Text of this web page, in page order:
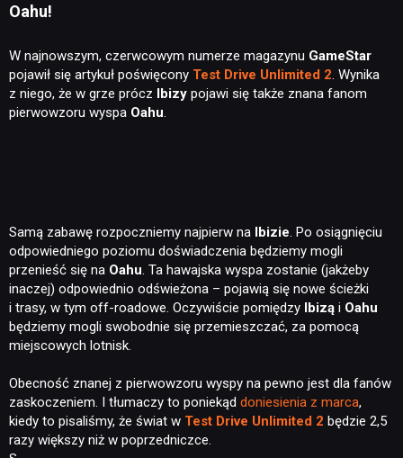
Oahu!
W najnowszym, czerwcowym numerze magazynu GameStar
pojawił się artykuł poświęcony Test Drive Unlimited 2. Wynika
z niego, że w grze prócz Ibizy pojawi się także znana fanom
pierwowzoru wyspa Oahu.
Samą zabawę rozpoczniemy najpierw na Ibizie. Po osiągnięciu
odpowiedniego poziomu doświadczenia będziemy mogli
przenieść się na Oahu. Ta hawajska wyspa zostanie (jakżeby
inaczej) odpowiednio odświeżona – pojawią się nowe ścieżki
i trasy, w tym off-roadowe. Oczywiście pomiędzy Ibizą i Oahu
będziemy mogli swobodnie się przemieszczać, za pomocą
miejscowych lotnisk.
Obecność znanej z pierwowzoru wyspy na pewno jest dla fanów
zaskoczeniem. I tłumaczy to poniekąd doniesienia z marca,
kiedy to pisaliśmy, że świat w Test Drive Unlimited 2 będzie 2,5
razy większy niż w poprzedniczce.